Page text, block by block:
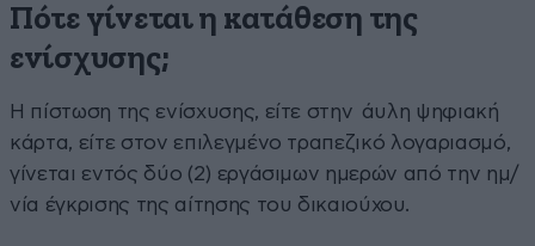
Πότε γίνεται η κατάθεση της
ενίσχυσης;
Η πίστωση της ενίσχυσης, είτε στην άυλη ψηφιακή
κάρτα, είτε στον επιλεγμένο τραπεζικό λογαριασμό,
γίνεται εντός δύο (2) εργάσιμων ημερών από την ημ/
νία έγκρισης της αίτησης του δικαιούχου.